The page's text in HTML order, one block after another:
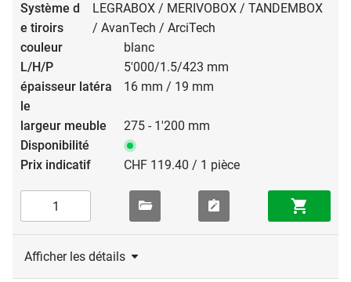
LEGRABOX / MERIVOBOX / TANDEMBOX
/ AvanTech / ArciTech
blanc
5'000/1.5/423 mm
16 mm / 19 mm
275 - 1'200 mm
CHF 119.40 / 1 pièce
Afficher les détails